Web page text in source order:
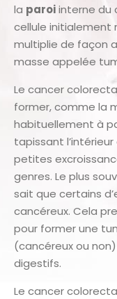
la paroiinterne du
cellule initialement
multiplie de façon
masse appelée
Le cancer
former, comme la
habituellement à
tapissant
petites
genres. Le plus
sait que certains
cancéreux. Cela
pour former une
(cancéreux ou
digestifs.
Le cancer